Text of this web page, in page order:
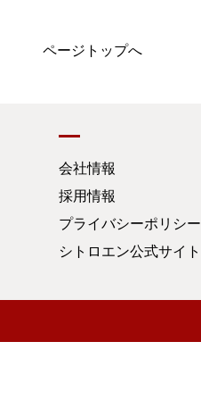
ページトップへ
会社情報
採用情報
プライバシーポリシー
シトロエン公式サイト